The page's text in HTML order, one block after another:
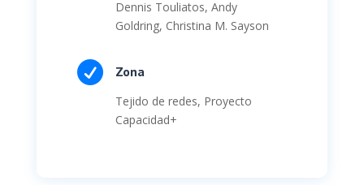
Dennis Touliatos, Andy
Goldring, Christina M. Sayson
 Zona
Tejido de redes, Proyecto
Capacidad+